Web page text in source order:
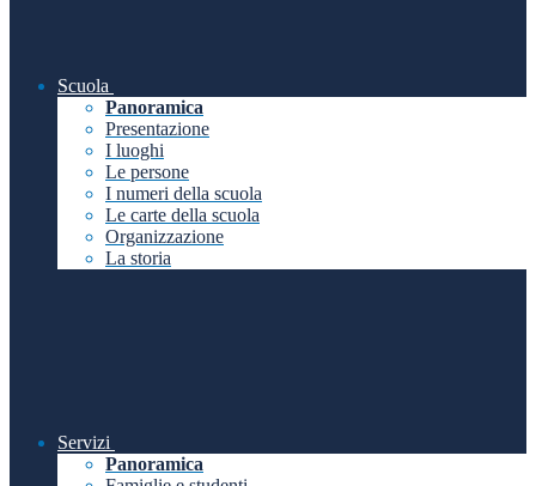
Scuola
Panoramica
Presentazione
I luoghi
Le persone
I numeri della scuola
Le carte della scuola
Organizzazione
La storia
Servizi
Panoramica